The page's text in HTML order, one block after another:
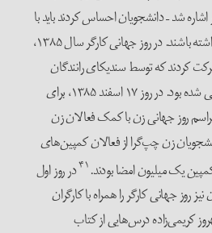
شد – دانشجویان احساس کردند باید با
جنبش‌های دیگر هم تعامل داشته باشند. در روز جهانی کارگر سال ۱۳۸۵،
کردند که توسط سندیکای رانندگان
شرکت واحد تهران سازمان‌دهی شده بود. در روز ۱۷ اسفند ۱۳۸۵، برای
بار پس از سال ۱۳۵۷، مراسم روز جهانی زن با کمک فعالان زن
زن چپ‌گرا از فعالان کمپین‌های
یک میلیون امضا بودند.۴۱در روز اول
روز جهانی کارگر را همراه با کارگران
کریمی‌زاده درس‌هایی از کتاب